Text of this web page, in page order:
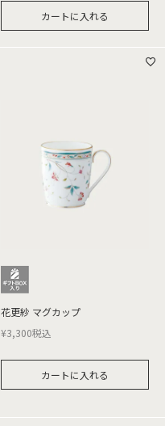
カートに入れる
花更紗 マグカップ
¥3,300税込
カートに入れる